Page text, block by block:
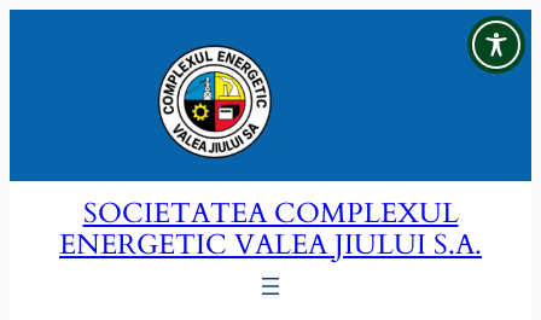
SOCIETATEA COMPLEXUL
ENERGETIC VALEA JIULUI S.A.